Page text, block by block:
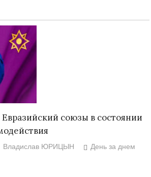
союзы в состоянии
Владислав ЮРИЦЫН
День за днем